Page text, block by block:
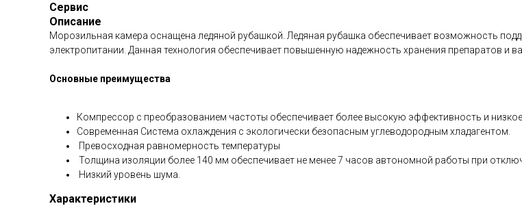
Сервис
Описание
Морозильная камера оснащена ледяной рубашкой. Ледяная рубашка обеспечивает возможность
электропитании. Данная технология обеспечивает повышенную надежность хранения препаратов и
Основные преимущества
Компрессор с преобразованием частоты обеспечивает более высокую эффективность и низкое
Современная Система охлаждения с экологически безопасным углеводородным хладагентом.
Превосходная равномерность температуры
Толщина изоляции более 140 мм обеспечивает не менее 7 часов автономной работы при
Низкий уровень шума.
Характеристики